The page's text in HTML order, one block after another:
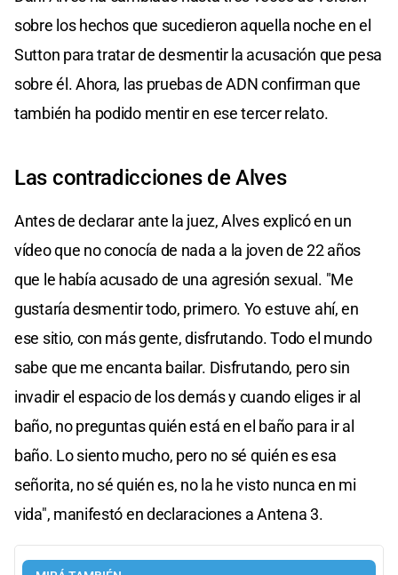
sobre los hechos que sucedieron aquella noche en el
Sutton para tratar de desmentir la acusación que pesa
sobre él. Ahora, las pruebas de ADN confirman que
también ha podido mentir en ese tercer relato.
Las contradicciones de Alves
Antes de declarar ante la juez, Alves explicó en un
vídeo que no conocía de nada a la joven de 22 años
que le había acusado de una agresión sexual. "Me
gustaría desmentir todo, primero. Yo estuve ahí, en
ese sitio, con más gente, disfrutando. Todo el mundo
sabe que me encanta bailar. Disfrutando, pero sin
invadir el espacio de los demás y cuando eliges ir al
baño, no preguntas quién está en el baño para ir al
baño. Lo siento mucho, pero no sé quién es esa
señorita, no sé quién es, no la he visto nunca en mi
vida", manifestó en declaraciones a Antena 3.